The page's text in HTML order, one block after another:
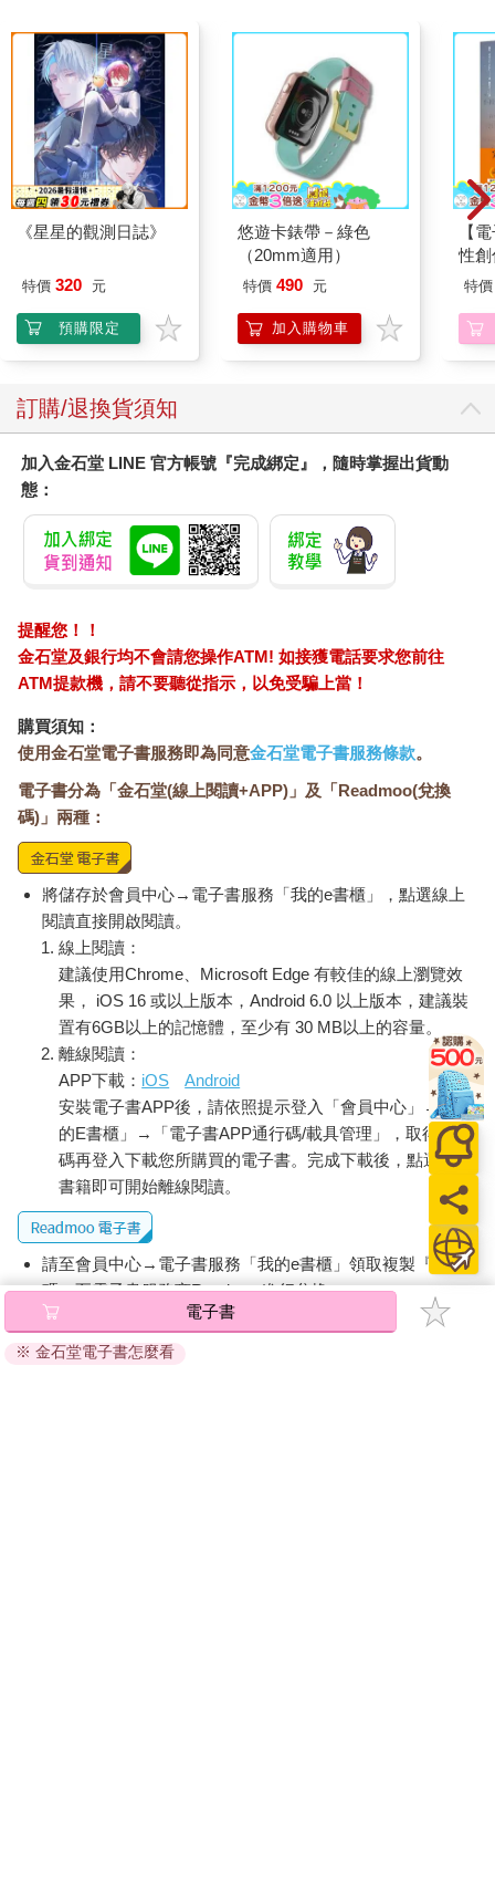
《星星的觀測日誌》
特價 320 元
預購限定
悠遊卡錶帶－綠色
（20mm適用）
特價 490 元
加入購物車
【
性
我
特價
訂購/退換貨須知
加入金石堂 LINE 官方帳號『完成綁定』，隨時掌握出貨動
態：
提醒您！！
金石堂及銀行均不會請您操作ATM! 如接獲電話要求您前往
ATM提款機，請不要聽從指示，以免受騙上當！
購買須知：
使用金石堂電子書服務即為同意金石堂電子書服務條款。
電子書分為「金石堂(線上閱讀+APP)」及「Readmoo(兌換
碼)」兩種：
將儲存於會員中心→電子書服務「我的e書櫃」，點選線上
閱讀直接開啟閱讀。
線上閱讀：
建議使用Chrome、Microsoft Edge 有較佳的線上瀏覽效
果， iOS 16 或以上版本，Android 6.0 以上版本，建議裝
置有6GB以上的記憶體，至少有 30 MB以上的容量。
離線閱讀：
APP下載： iOS
Android
安裝電子書APP後，請依照提示登入「會員中心」→「我
的E書櫃」→「電子書APP通行碼/載具管理」，取得通行
碼再登入下載您所購買的電子書。完成下載後，點選任一
書籍即可開始離線閱讀。
請至會員中心→電子書服務「我的e書櫃」領取複製『兌換
碼』至電子書服務商Readmoo進行兌換。
退換貨須知：
因版權保護，您在金石堂所購買的電子書僅能以金石堂專屬
電子書
※ 金石堂電子書怎麼看